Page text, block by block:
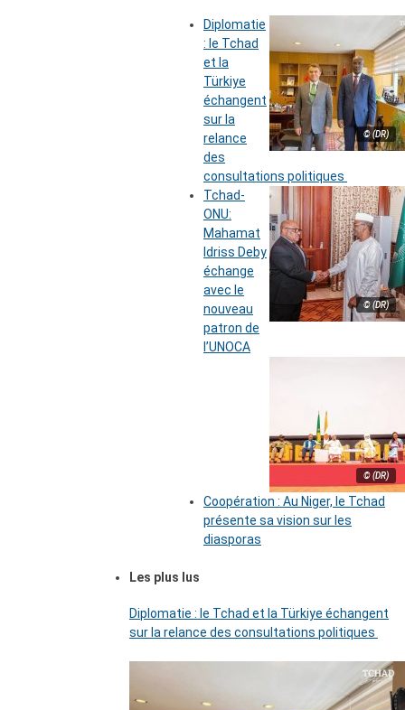
© (DR)
Diplomatie
: le Tchad
et la
Türkiye
échangent
sur la
relance
des
consultations politiques
© (DR)
Tchad-
ONU:
Mahamat
Idriss Deby
échange
avec le
nouveau
patron de
l’UNOCA
© (DR)
Coopération : Au Niger, le Tchad
présente sa vision sur les
diasporas
Les plus lus
Diplomatie : le Tchad et la Türkiye échangent
sur la relance des consultations politiques